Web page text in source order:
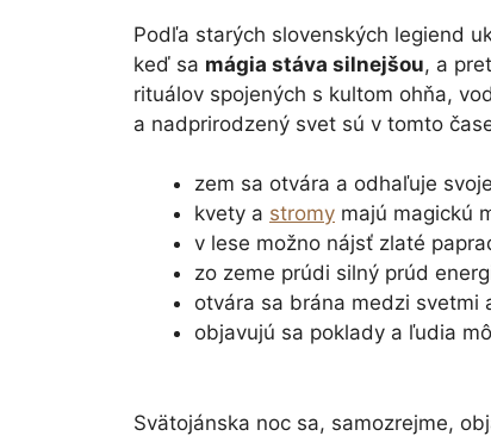
Podľa starých slovenských legiend
keď sa mágia stáva silnejšou, a
rituálov spojených s kultom ohňa,
a nadprirodzený svet sú v tomto
zem sa otvára a odhaľuje
kvety a stromy majú magickú
v lese možno nájsť zlaté
zo zeme prúdi silný prúd
otvára sa brána medzi svetmi
objavujú sa poklady a ľudia
Svätojánska noc sa, samozrejme,